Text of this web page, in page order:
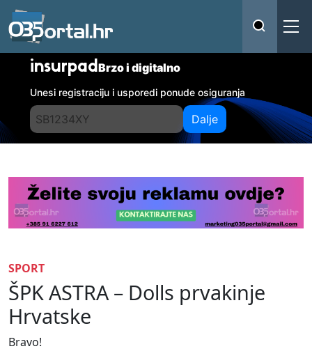
insurpadBrzo i digitalno
Unesi registraciju i usporedi ponude osiguranja
Dalje
SPORT
ŠPK ASTRA – Dolls prvakinje
Hrvatske
Bravo!